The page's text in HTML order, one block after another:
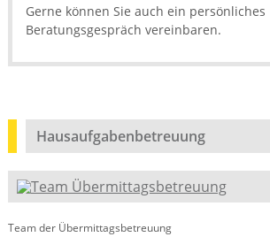
Gerne können Sie auch ein persönliches
Beratungsgespräch vereinbaren.
Hausaufgabenbetreuung
Team der Übermittagsbetreuung